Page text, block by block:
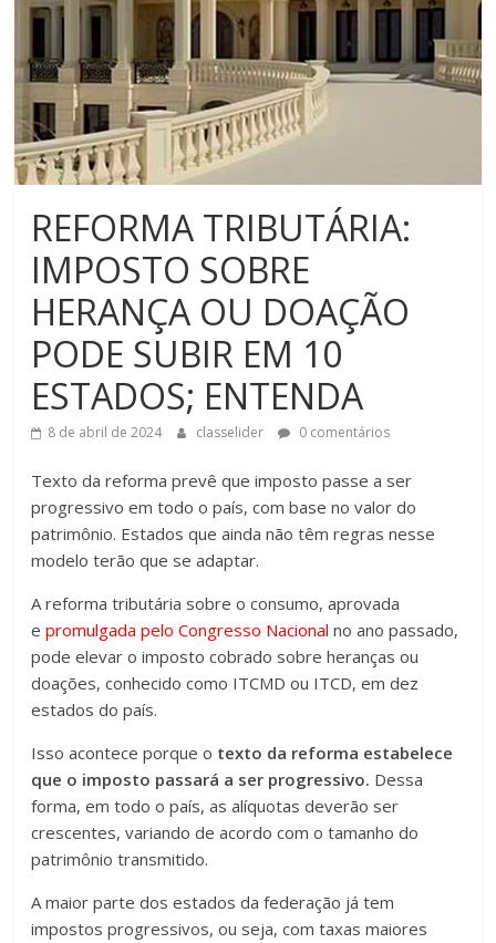
REFORMA TRIBUTÁRIA:
IMPOSTO SOBRE
HERANÇA OU DOAÇÃO
PODE SUBIR EM 10
ESTADOS; ENTENDA
8 de abril de 2024 classelider 0 comentários
Texto da reforma prevê que imposto passe a ser
progressivo em todo o país, com base no valor do
patrimônio. Estados que ainda não têm regras nesse
modelo terão que se adaptar.
A reforma tributária sobre o consumo, aprovada
epromulgada pelo Congresso Nacionalno ano passado,
pode elevar o imposto cobrado sobre heranças ou
doações, conhecido como ITCMD ou ITCD, em dez
estados do país.
Isso acontece porque o texto da reforma estabelece
que o imposto passará a ser progressivo. Dessa
forma, em todo o país, as alíquotas deverão ser
crescentes, variando de acordo com o tamanho do
patrimônio transmitido.
A maior parte dos estados da federação já tem
impostos progressivos, ou seja, com taxas maiores